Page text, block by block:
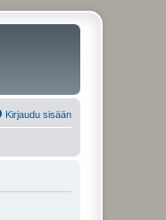
Kirjaudu sisään